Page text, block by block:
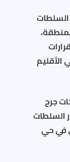
جرح
السلطات
في حي